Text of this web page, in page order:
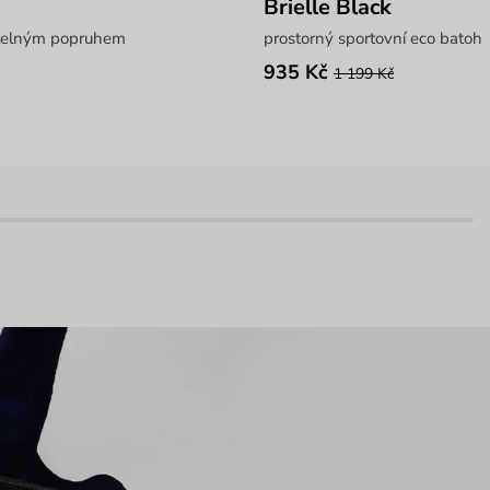
popruhem
Brielle Black
prostorný sportovní eco batoh
935 Kč 1 199 Kč